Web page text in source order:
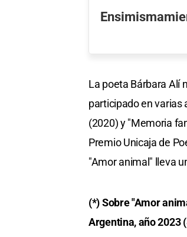
La poeta Bárbara Alí
participado en varias
(2020) y "Memoria
Premio Unicaja de
"Amor animal" lleva
(*) Sobre "Amor
Argentina, año 2023